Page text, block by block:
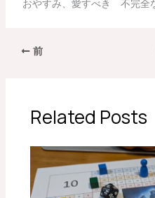
おやすみ、愛すべき 不完全
前
Related Posts